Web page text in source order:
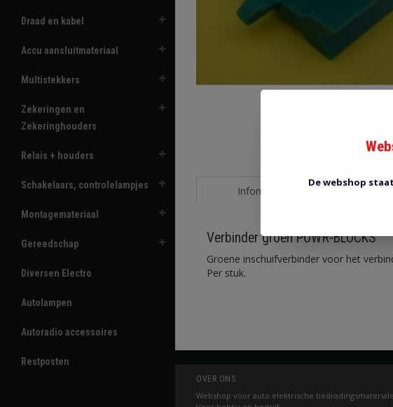
Draad en kabel
Accu aansluitmateriaal
Multistekkers
Zekeringen en
Zekeringhouders
Relais + houders
Schakelaars, controlelampjes
Montagemateriaal
Gereedschap
Diversen Electro
Autolampen
Autoradio accessoires
Restposten
Informatie
Verbinder groen POWR-BLOCKS
Groene inschuifverbinder voor het
Per stuk.
OVER ONS
Webshop voor auto elektrische
De webshop